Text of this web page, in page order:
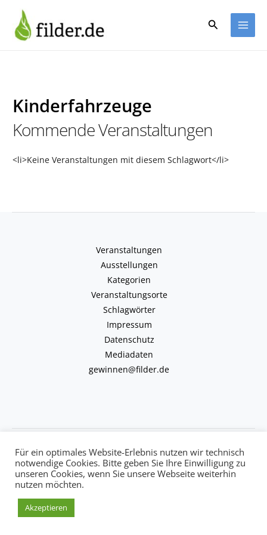
Inhalt
springen
Suchen
Kinderfahrzeuge
Kommende Veranstaltungen
<li>Keine Veranstaltungen mit diesem Schlagwort</li>
Veranstaltungen
Ausstellungen
Kategorien
Veranstaltungsorte
Schlagwörter
Impressum
Datenschutz
Mediadaten
gewinnen@filder.de
Copyright © 2026 kulturkalender-filder.de | Powered by kulturkalender-
filder.de
Für ein optimales Website-Erlebnis nutzen wir technisch
notwendige Cookies. Bitte geben Sie Ihre Einwilligung zu
unseren Cookies, wenn Sie unsere Webseite weiterhin
nutzen möchten.
Akzeptieren